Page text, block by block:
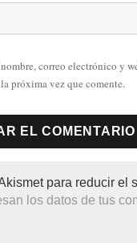
correo electrónico y
próxima vez que comente.
para reducir el
los datos de tus